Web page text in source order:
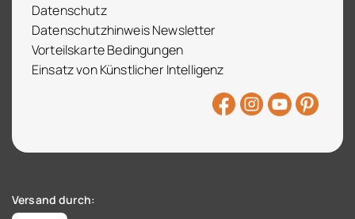
Datenschutz
Datenschutzhinweis Newsletter
Vorteilskarte Bedingungen
Einsatz von Künstlicher Intelligenz
Versand durch: